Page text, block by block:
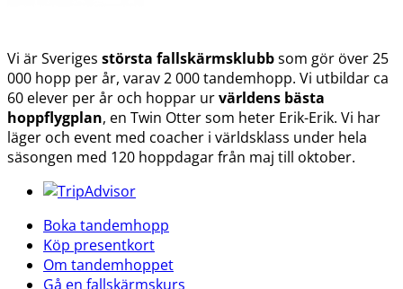
Vi är Sveriges största fallskärmsklubbsom gör över 25
000 hopp per år, varav 2 000 tandemhopp. Vi utbildar ca
60 elever per år och hoppar urvärldens bästa
hoppflygplan, en Twin Otter som heter Erik-Erik. Vi har
läger och event med coacher i världsklass under hela
säsongen med 120 hoppdagar från maj till oktober.
Boka tandemhopp
Köp presentkort
Om tandemhoppet
Gå en fallskärmskurs